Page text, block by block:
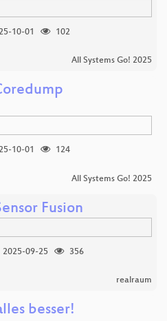
10-01
102
All Systems Go! 2025
10-01
124
All Systems Go! 2025
Fusion
2025-09-25
356
realraum
besser!